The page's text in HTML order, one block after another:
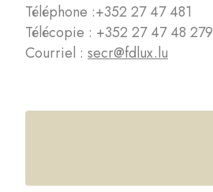
Téléphone :+352 27 47 481
Télécopie : +352 27 47 48 279
Courriel : secr@fdlux.lu